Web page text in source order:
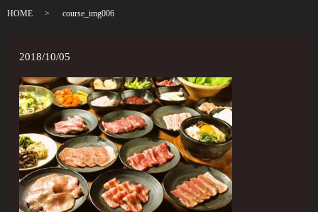
HOME course_img006
2018/10/05